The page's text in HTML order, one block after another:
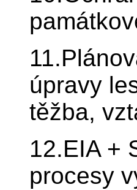
úpravy
těžba,
12.EIA +
procesy